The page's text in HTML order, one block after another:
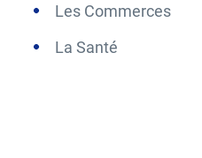
Les Commerces
La Santé